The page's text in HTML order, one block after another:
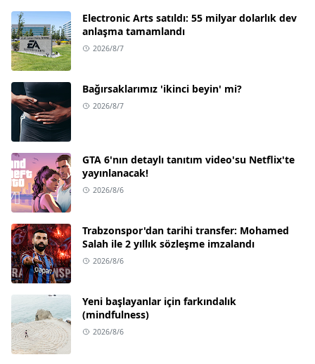
Electronic Arts satıldı: 55 milyar dolarlık dev
anlaşma tamamlandı
2026/8/7
Bağırsaklarımız 'ikinci beyin' mi?
2026/8/7
GTA 6'nın detaylı tanıtım video'su Netflix'te
yayınlanacak!
2026/8/6
Trabzonspor'dan tarihi transfer: Mohamed
Salah ile 2 yıllık sözleşme imzalandı
2026/8/6
Yeni başlayanlar için farkındalık
(mindfulness)
2026/8/6